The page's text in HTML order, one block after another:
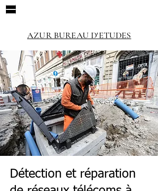
AZUR BUREAU D'ETUDES
Détection et réparation